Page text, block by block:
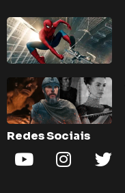
Redes Sociais